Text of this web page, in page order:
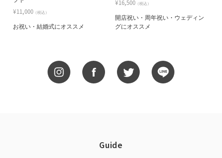
¥11,000 （税込）
お祝い・結婚式にオススメ
¥16,500 （税込）
開店祝い・周年祝い・ウェディン
グにオススメ
Guide